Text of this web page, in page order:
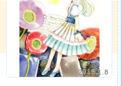
2016.1.8